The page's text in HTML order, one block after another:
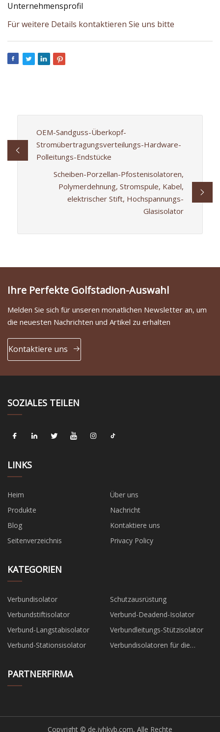
Unternehmensprofil
Für weitere Details kontaktieren Sie uns bitte
OEM-Sandguss-Überkopf-
Stromübertragungsverteilungs-Hardware-
Polleitungs-Endstücke
Scheiben-Porzellan-Pfostenisolatoren,
Polymerdehnung, Stromspule, Kabel,
elektrischer Stift, Hochspannungs-
Glasisolator
Ihre Perfekte Golfstadion-Auswahl
Melden Sie sich für unseren monatlichen Newsletter an, um
die neuesten Nachrichten und Artikel zu erhalten
Kontaktiere uns
SOZIALES TEILEN
LINKS
Heim
Über uns
Produkte
Nachricht
Blog
Kontaktiere uns
Seitenverzeichnis
Privacy Policy
KATEGORIEN
Verbundisolator
Schutzausrüstung
Verbundstiftisolator
Verbund-Deadend-Isolator
Verbund-Langstabisolator
Verbundleitungs-Stützisolator
Verbund-Stationsisolator
Verbundisolatoren für die
PARTNERFIRMA
Copyright © de.jyhkyb.com, Alle Rechte